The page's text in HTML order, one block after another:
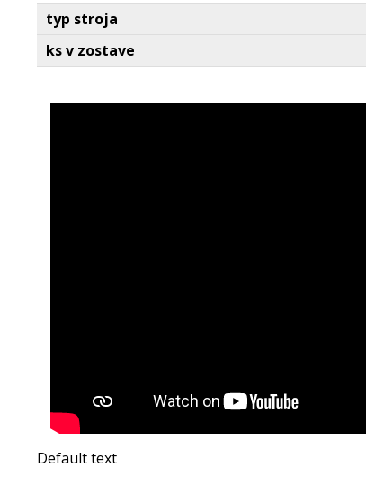
typ stroja
ks v zostave
Default text